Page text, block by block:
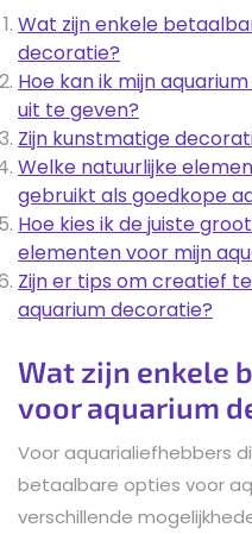
Wat zijn enkele
decoratie?
Hoe kan ik mijn
uit te geven?
Zijn kunstmatige
Welke natuurlijke
gebruikt als goedkope
Hoe kies ik de juiste
elementen voor mijn
Zijn er tips om creatief
aquarium decoratie?
Wat zijn enkele
voor aquarium
Voor aquarialiefhebbers
betaalbare opties voor
verschillende